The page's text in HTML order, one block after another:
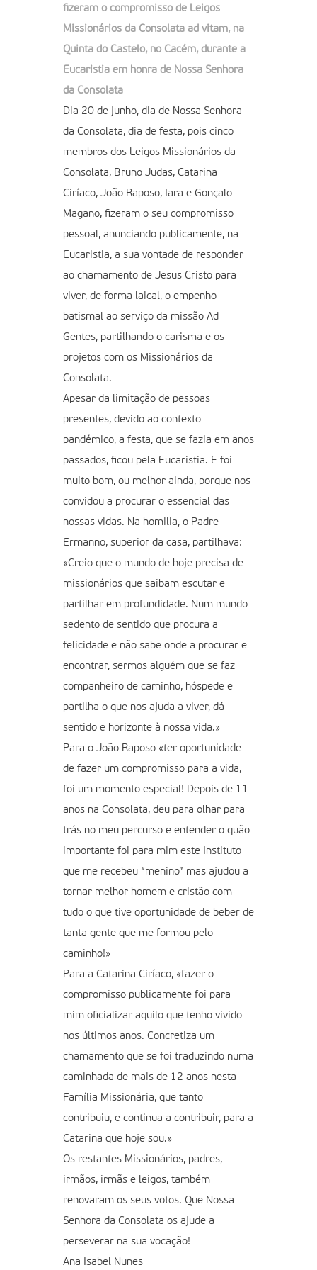
fizeram o compromisso de Leigos
Missionários da Consolata ad vitam, na
Quinta do Castelo, no Cacém, durante a
Eucaristia em honra de Nossa Senhora
da Consolata
Dia 20 de junho, dia de Nossa Senhora
da Consolata, dia de festa, pois cinco
membros dos Leigos Missionários da
Consolata, Bruno Judas, Catarina
Ciríaco, João Raposo, Iara e Gonçalo
Magano, fizeram o seu compromisso
pessoal, anunciando publicamente, na
Eucaristia, a sua vontade de responder
ao chamamento de Jesus Cristo para
viver, de forma laical, o empenho
batismal ao serviço da missão Ad
Gentes, partilhando o carisma e os
projetos com os Missionários da
Consolata.
Apesar da limitação de pessoas
presentes, devido ao contexto
pandémico, a festa, que se fazia em anos
passados, ficou pela Eucaristia. E foi
muito bom, ou melhor ainda, porque nos
convidou a procurar o essencial das
nossas vidas. Na homilia, o Padre
Ermanno, superior da casa, partilhava:
«Creio que o mundo de hoje precisa de
missionários que saibam escutar e
partilhar em profundidade. Num mundo
sedento de sentido que procura a
felicidade e não sabe onde a procurar e
encontrar, sermos alguém que se faz
companheiro de caminho, hóspede e
partilha o que nos ajuda a viver, dá
sentido e horizonte à nossa vida.»
Para o João Raposo «ter oportunidade
de fazer um compromisso para a vida,
foi um momento especial! Depois de 11
anos na Consolata, deu para olhar para
trás no meu percurso e entender o quão
importante foi para mim este Instituto
que me recebeu “menino” mas ajudou a
tornar melhor homem e cristão com
tudo o que tive oportunidade de beber de
tanta gente que me formou pelo
caminho!»
Para a Catarina Ciríaco, «fazer o
compromisso publicamente foi para
mim oficializar aquilo que tenho vivido
nos últimos anos. Concretiza um
chamamento que se foi traduzindo numa
caminhada de mais de 12 anos nesta
Família Missionária, que tanto
contribuiu, e continua a contribuir, para a
Catarina que hoje sou.»
Os restantes Missionários, padres,
irmãos, irmãs e leigos, também
renovaram os seus votos. Que Nossa
Senhora da Consolata os ajude a
perseverar na sua vocação!
Ana Isabel Nunes